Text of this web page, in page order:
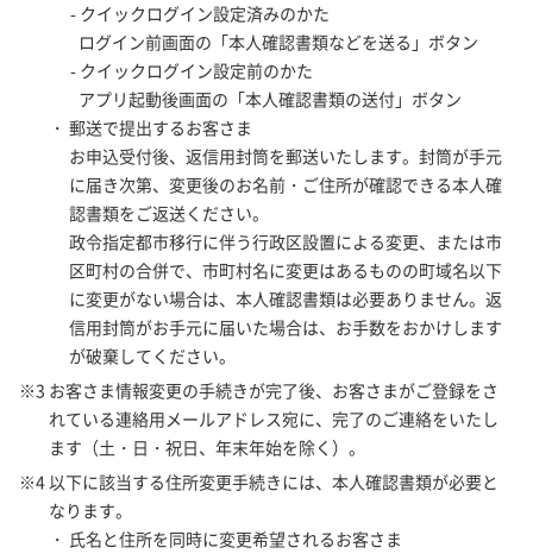
- クイックログイン設定済みのかた
ログイン前画面の「本人確認書類などを送る」ボタン
- クイックログイン設定前のかた
アプリ起動後画面の「本人確認書類の送付」ボタン
・ 郵送で提出するお客さま
お申込受付後、返信用封筒を郵送いたします。封筒が手元
に届き次第、変更後のお名前・ご住所が確認できる本人確
認書類をご返送ください。
政令指定都市移行に伴う行政区設置による変更、または市
区町村の合併で、市町村名に変更はあるものの町域名以下
に変更がない場合は、本人確認書類は必要ありません。返
信用封筒がお手元に届いた場合は、お手数をおかけします
が破棄してください。
※3 お客さま情報変更の手続きが完了後、お客さまがご登録をさ
れている連絡用メールアドレス宛に、完了のご連絡をいたし
ます（土・日・祝日、年末年始を除く）。
※4 以下に該当する住所変更手続きには、本人確認書類が必要と
なります。
・ 氏名と住所を同時に変更希望されるお客さま